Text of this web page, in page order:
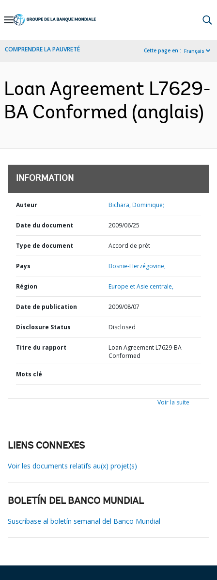
Skip
Navigation
COMPRENDRE LA PAUVRETÉ Cette page en : Français
Loan Agreement L7629-
BA Conformed (anglais)
INFORMATION
Auteur Bichara, Dominique;
Date du document 2009/06/25
Type de document Accord de prêt
Pays Bosnie-Herzégovine,
Région Europe et Asie centrale,
Date de publication 2009/08/07
Disclosure Status Disclosed
Titre du rapport
Loan Agreement L7629-BA
Conformed
Mots clé
Voir la suite
LIENS CONNEXES
Voir les documents relatifs au(x) projet(s)
BOLETÍN DEL BANCO MUNDIAL
Suscríbase al boletín semanal del Banco Mundial